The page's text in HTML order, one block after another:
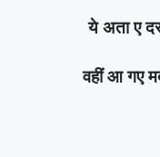
ये अता ए
वहीं आ गए